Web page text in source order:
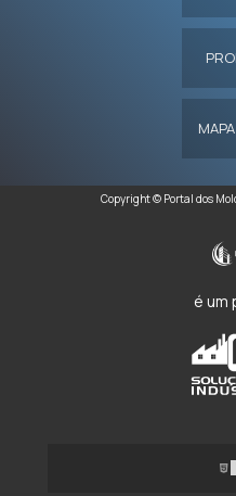
Copyright © Portal dos
é um